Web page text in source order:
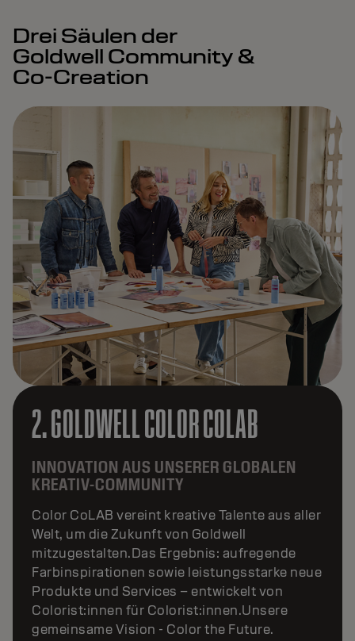
Drei Säulen der
Goldwell Community &
Co-Creation
2. GOLDWELL COLOR COLAB
INNOVATION AUS UNSERER GLOBALEN
KREATIV-COMMUNITY
Color CoLAB vereint kreative Talente aus aller
Welt, um die Zukunft von Goldwell
mitzugestalten.Das Ergebnis: aufregende
Farbinspirationen sowie leistungsstarke neue
Produkte und Services – entwickelt von
Colorist:innen für Colorist:innen.Unsere
gemeinsame Vision - Color the Future.